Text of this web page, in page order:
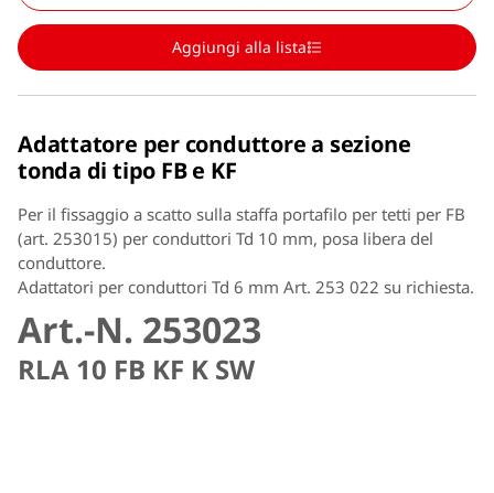
Aggiungi alla lista
Adattatore per conduttore a sezione
tonda di tipo FB e KF
Per il fissaggio a scatto sulla staffa portafilo per tetti per FB
(art. 253015) per conduttori Td 10 mm, posa libera del
conduttore.
Adattatori per conduttori Td 6 mm Art. 253 022 su richiesta.
Art.-N. 253023
RLA 10 FB KF K SW